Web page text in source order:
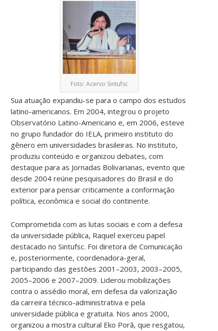
Foto: Acervo Sintufsc
Sua atuação expandiu-se para o campo dos estudos
latino-americanos. Em 2004, integrou o projeto
Observatório Latino-Americano e, em 2006, esteve
no grupo fundador do IELA, primeiro instituto do
gênero em universidades brasileiras. No instituto,
produziu conteúdo e organizou debates, com
destaque para as Jornadas Bolivarianas, evento que
desde 2004 reúne pesquisadores do Brasil e do
exterior para pensar criticamente a conformação
política, econômica e social do continente.
Comprometida com as lutas sociais e com a defesa
da universidade pública, Raquel exerceu papel
destacado no Sintufsc. Foi diretora de Comunicação
e, posteriormente, coordenadora-geral,
participando das gestões 2001–2003, 2003–2005,
2005–2006 e 2007–2009. Liderou mobilizações
contra o assédio moral, em defesa da valorização
da carreira técnico-administrativa e pela
universidade pública e gratuita. Nos anos 2000,
organizou a mostra cultural Eko Porã, que resgatou,